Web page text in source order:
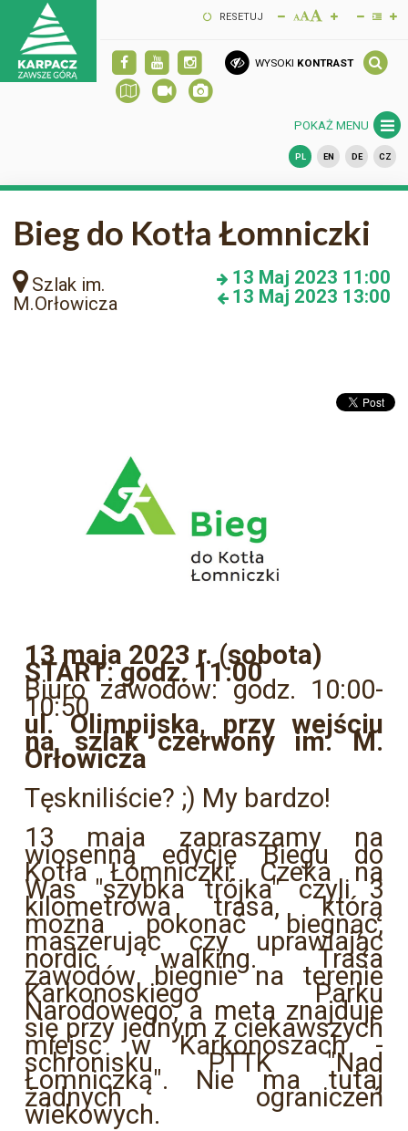
RESETUJ
WYSOKI KONTRAST
POKAŻ MENU
PL EN DE CZ
Bieg do Kotła Łomniczki
Szlak im.
M.Orłowicza
13 Maj 2023 11:00
13 Maj 2023 13:00
13 maja 2023 r. (sobota)
START: godz. 11:00
Biuro zawodów: godz. 10:00-
10:50
ul. Olimpijska, przy wejściu
na szlak czerwony im. M.
Orłowicza
Tęskniliście? ;) My bardzo!
13 maja zapraszamy na
wiosenną edycję Biegu do
Kotła Łomniczki. Czeka na
Was "szybka trójka" czyli 3
kilometrowa trasa, którą
można pokonać biegnąc,
maszerując czy uprawiając
nordic walking. Trasa
zawodów biegnie na terenie
Karkonoskiego Parku
Narodowego, a meta znajduje
się przy jednym z ciekawszych
miejsc w Karkonoszach -
schronisku PTTK "Nad
Łomniczką". Nie ma tutaj
żadnych ograniczeń
wiekowych.